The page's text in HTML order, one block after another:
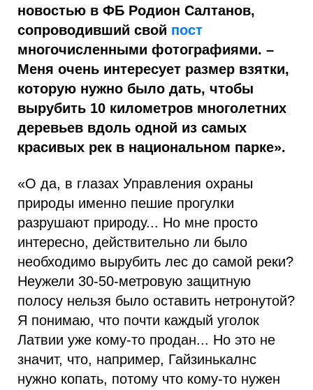
новостью в ФБ Родион Салтанов,
сопроводивший свой пост
многочисленными фотографиями. –
Меня очень интересует размер взятки,
которую нужно было дать, чтобы
вырубить 10 километров многолетних
деревьев вдоль одной из самых
красивых рек в национальном парке».
«О да, в глазах Управления охраны
природы именно пешие прогулки
разрушают природу... Но мне просто
интересно, действительно ли было
необходимо вырубить лес до самой реки?
Неужели 30-50-метровую защитную
полосу нельзя было оставить нетронутой?
Я понимаю, что почти каждый уголок
Латвии уже кому-то продан... Но это не
значит, что, например, Гайзинькалнс
нужно копать, потому что кому-то нужен